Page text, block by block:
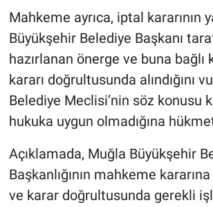
Mahkeme ayrıca, iptal kararının
Büyükşehir Belediye Başkanı
hazırlanan önerge ve buna bağlı
kararı doğrultusunda alındığını
Belediye Meclisi’nin söz konusu
hukuka uygun olmadığına
Açıklamada, Muğla Büyükşehir
Başkanlığının mahkeme
ve karar doğrultusunda gerekli